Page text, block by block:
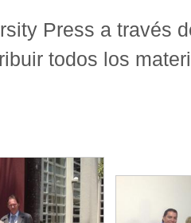
Press a través
todos los